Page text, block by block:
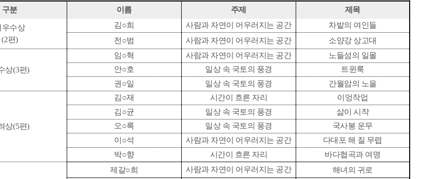
구분 이름 주제 제목
우수상
(2편)
김○희 사람과 자연이 어우러지는 공간
차밭의 여인들
전 ○범 사람과 자연이 어우러지는 공간 소양강 상고대
상(3편)
임○혁 사람과 자연이 어우러지는 공간
노들섬의 일몰
안○호 일상 속 국토의 풍경
트윈룩
권 ○일 일상 속 국토의 풍경 간월암의 노을
상(5편)
김○재 시간이 흐른 자리
이엉작업
김○균 일상 속 국토의 풍경
삶이 시작
오○록 일상 속 국토의 풍경
국사봉 운무
이 ○석 사람과 자연이 어우러지는 공간
다대포 해 질 무렵
박○향 시간이 흐른 자리 바다협곡과 여명
제갈○희 사람과 자연이 어우러지는 공간
해녀의 귀로